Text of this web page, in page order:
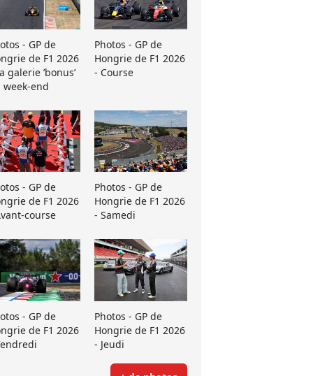
- GP de
de F1 2026
galerie ’bonus’
week-end
Photos - GP de
Hongrie de F1 2026
- Course
- GP de
de F1 2026
course
Photos - GP de
Hongrie de F1 2026
- Samedi
- GP de
de F1 2026
Photos - GP de
Hongrie de F1 2026
- Jeudi